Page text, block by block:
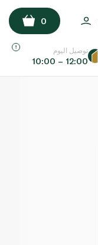
0
توصيل اليوم
10:00 – 12:00